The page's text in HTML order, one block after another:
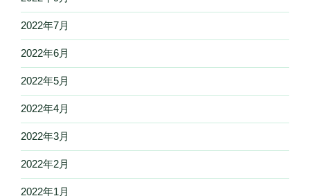
2022年7月
2022年6月
2022年5月
2022年4月
2022年3月
2022年2月
2022年1月